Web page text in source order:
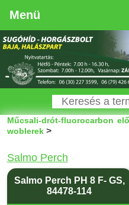
Menü
Műcsali-drót-fluorocarbon
woblerek>
Salmo Perch
Salmo Perch PH 8 F- GS,
84478-114